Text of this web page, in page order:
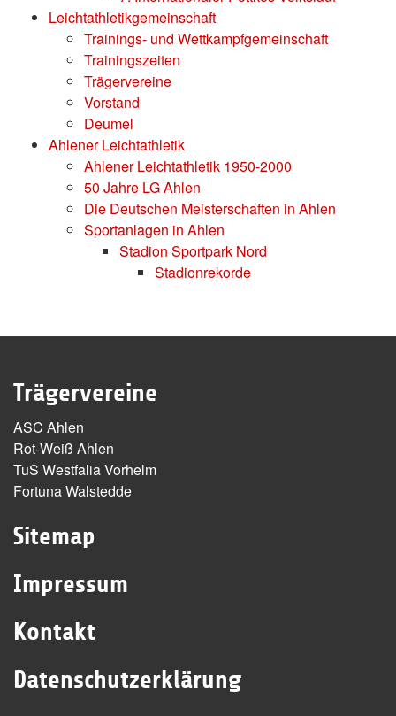
Leichtathletikgemeinschaft
Trainings- und Wettkampfgemeinschaft
Trainingszeiten
Trägervereine
Vorstand
Deumel
Ahlener Leichtathletik
Ahlener Leichtathletik 1950-2000
50 Jahre LG Ahlen
Die Deutschen Meisterschaften in Ahlen
Sportanlagen in Ahlen
Stadion Sportpark Nord
Stadionrekorde
Trägervereine
ASC Ahlen
Rot-Weiß Ahlen
TuS Westfalia Vorhelm
Fortuna Walstedde
Sitemap
Impressum
Kontakt
Datenschutzerklärung